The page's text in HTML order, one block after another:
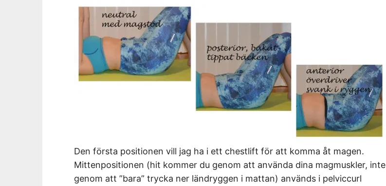
Den första positionen vill jag ha i ett chestlift för att komma åt magen.
Mittenpositionen (hit kommer du genom att använda dina magmuskler, inte
genom att ”bara” trycka ner ländryggen i mattan) används i pelviccurl